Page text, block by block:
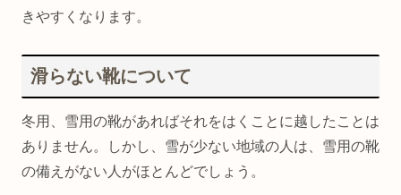
きやすくなります。
滑らない靴について
冬用、雪用の靴があればそれをはくことに越したことは
ありません。しかし、雪が少ない地域の人は、雪用の靴
の備えがない人がほとんどでしょう。